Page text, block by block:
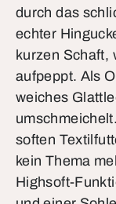
durch das
echter
kurzen Schaft,
aufpeppt. Als
weiches
soften
kein Thema
Highsoft-